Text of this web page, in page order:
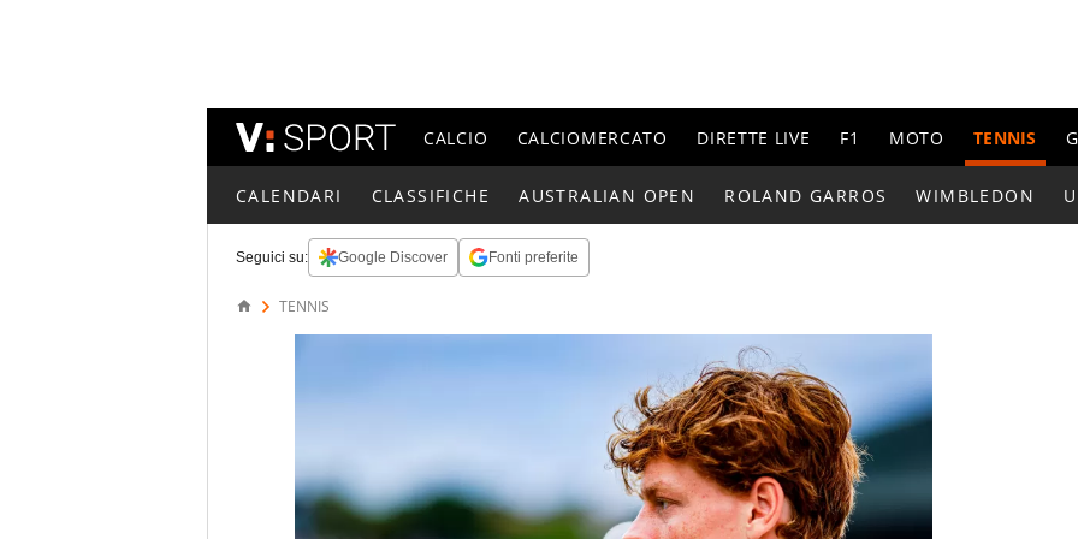
CALCIO CALCIOMERCATO DIRETTE LIVE F1 MOTO TENNIS
CALENDARI CLASSIFICHE AUSTRALIAN OPEN ROLAND GARROS WIMBLEDON
Seguici su: Google Discover Fonti preferite
TENNIS